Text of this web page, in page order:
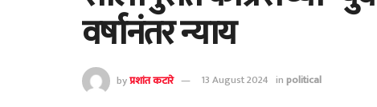
वर्षानंतर न्याय
byप्रशांत कटारे 13 August 2024 inpolitical